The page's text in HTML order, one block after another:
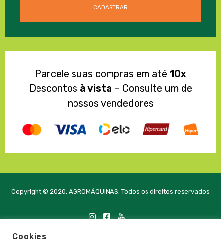
Parcele suas compras em até 10x
Descontos à vista – Consulte um de
nossos vendedores
Copyright © 2020, AGROMÁQUINAS. Todos os direitos reservados
Cookies